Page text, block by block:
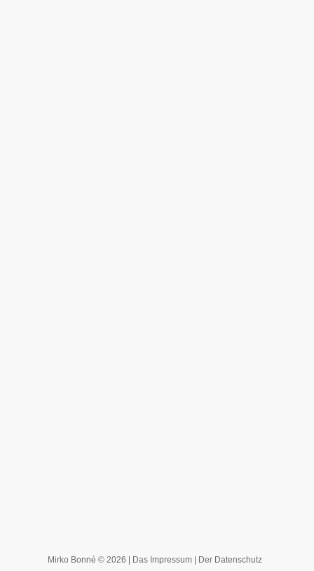
Mirko Bonné © 2026 | Das Impressum Der Datenschutz